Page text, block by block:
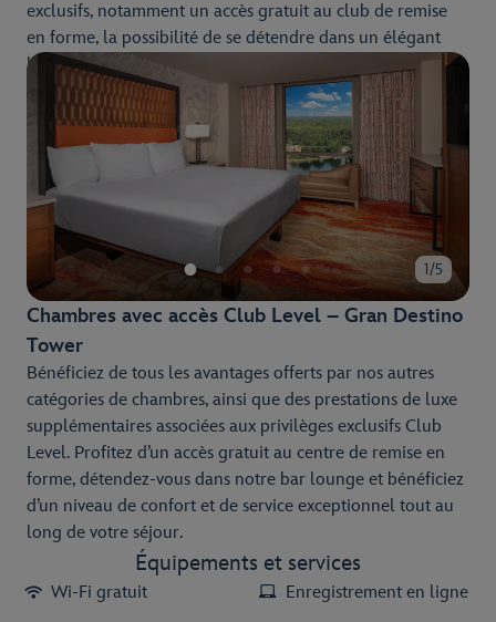
exclusifs, notamment un accès gratuit au club de remise
en forme, la possibilité de se détendre dans un élégant
bar lounge, ainsi qu’un niveau de confort et de service
supérieur tout au long de votre séjour.
1/5
Chambres avec accès Club Level – Gran Destino
Tower
Bénéficiez de tous les avantages offerts par nos autres
catégories de chambres, ainsi que des prestations de luxe
supplémentaires associées aux privilèges exclusifs Club
Level. Profitez d’un accès gratuit au centre de remise en
forme, détendez-vous dans notre bar lounge et bénéficiez
d’un niveau de confort et de service exceptionnel tout au
long de votre séjour.
Équipements et services
Wi-Fi gratuit Enregistrement en ligne